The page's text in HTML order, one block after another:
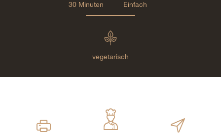
30 Minuten Einfach
vegetarisch